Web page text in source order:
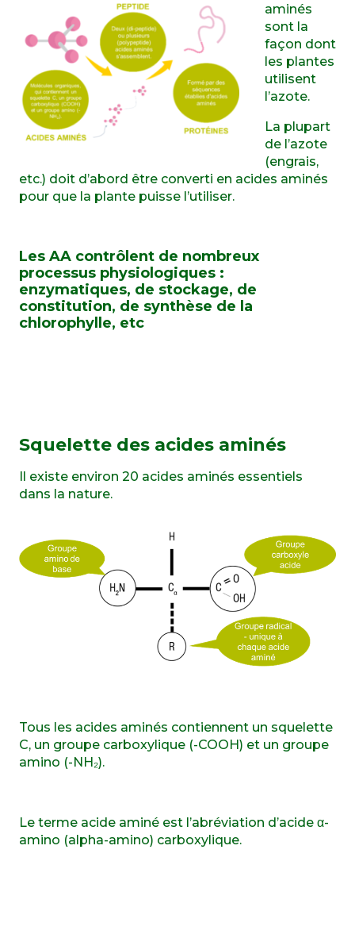
aminés
sont la
façon dont
les plantes
utilisent
l’azote.
La plupart
de l’azote
(engrais,
etc.) doit d’abord être converti en acides aminés
pour que la plante puisse l’utiliser.
Les AA contrôlent de nombreux
processus physiologiques :
enzymatiques, de stockage, de
constitution, de synthèse de la
chlorophylle, etc
Squelette des acides aminés
Il existe environ 20 acides aminés essentiels
dans la nature.
Tous les acides aminés contiennent un squelette
C, un groupe carboxylique (-COOH) et un groupe
amino (-NH₂).
Le terme acide aminé est l’abréviation d’acide α-
amino (alpha-amino) carboxylique.